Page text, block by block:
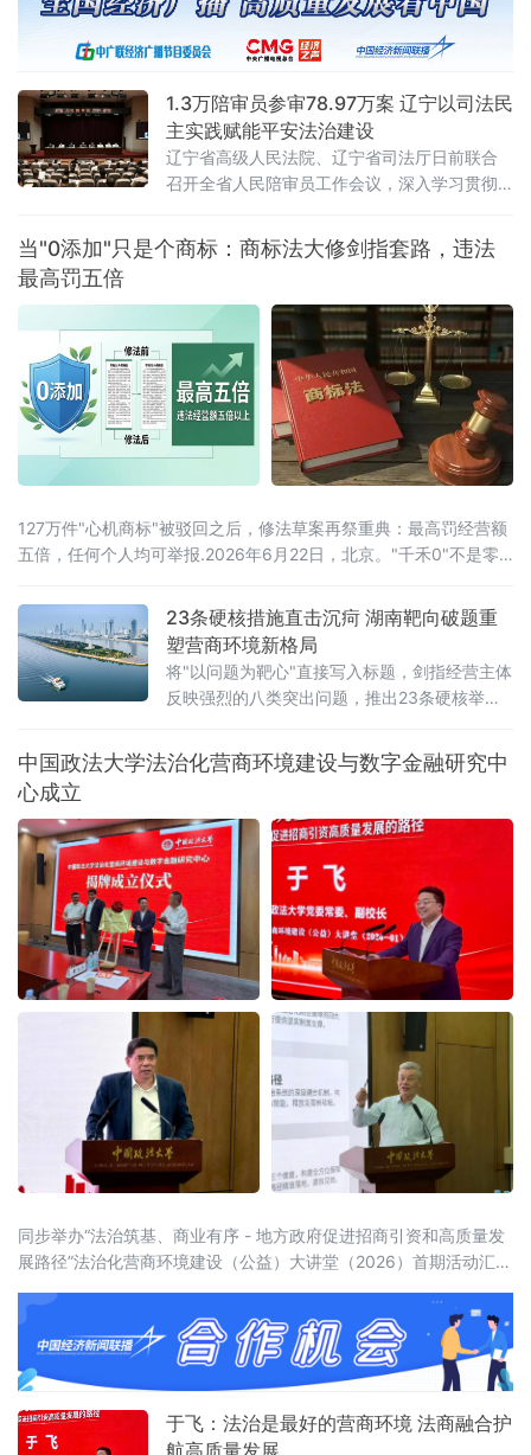
1.3万陪审员参审78.97万案 辽宁以司法民
主实践赋能平安法治建设
辽宁省高级人民法院、辽宁省司法厅日前联合
召开全省人民陪审员工作会议，深入学习贯彻
要求，系统梳理人民陪审员制度落地实施以来
的实践成效，研判当前工作推进中的重点问
作的高质量发展，为更高水平平安辽宁、法治
辽宁建设注入坚实的司法民主动能。会议第一
时间传达了辽宁省委常委、政法委书记郑艺对
全省人
当"0添加"只是个商标：商标法大修剑指套路，违法
最高罚五倍
127万件"心机商标"被驳回之后，修法草案再祭重典：最高罚经营额
五倍，任何个人均可举报.2026年6月22日，北京。"千禾0"不是零
些让消费者频频踩坑的文字不过是一个注册商标，而非产品承诺
时，法律终于要动手了。6月22日，全国人大常委会法工委披露，商
标法修订草案二次审议稿将提请6月23日开幕的十四
23条硬核措施直击沉疴 湖南靶向破题重
塑营商环境新格局
将"以问题为靶心"直接写入标题，剑指经营主体
反映强烈的八类突出问题，推出23条硬核举
向全省营商环境的堵点痛点发起集中攻坚。精
准聚焦：八大领域，靶向施策与以往温和表述
中国政法大学法治化营商环境建设与数字金融研究中
心成立
同步举办“法治筑基、商业有序 - 地方政府促进招商引资和高质量发
展路径”法治化营商环境建设（公益）大讲堂（2026）首期活动汇聚
同聚焦法治化营商环境建设的理论前沿与实践路径。中国政法大学
党委常委、副校长于飞，全国政协委员、中国政法
于飞：法治是最好的营商环境 法商融合护